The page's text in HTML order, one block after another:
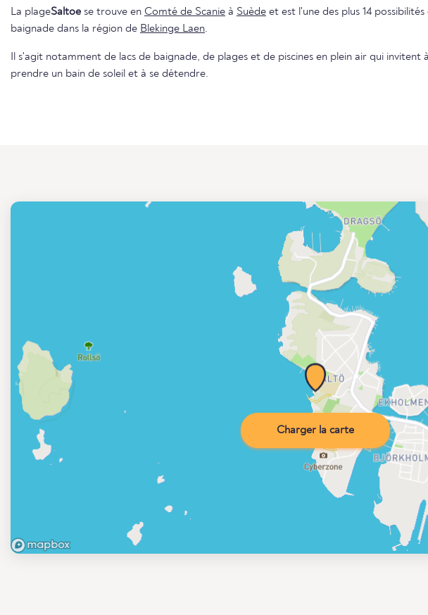
La plageSaltoe se trouve en Comté de Scanie à Suède et est l'une des plus 14 possibilités
baignade dans la région de Blekinge Laen.
Il s'agit notamment de lacs de baignade, de plages et de piscines en plein air qui invitent à
prendre un bain de soleil et à se détendre.
Charger la carte